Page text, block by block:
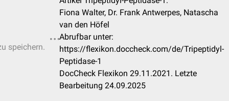
speichern.
Fiona Walter, Dr. Frank Antwerpes, Natascha
van den Höfel
Abrufbar unter:
https://flexikon.doccheck.com/de/Tripeptidyl-
Peptidase-1
DocCheck Flexikon 29.11.2021. Letzte
Bearbeitung 24.09.2025